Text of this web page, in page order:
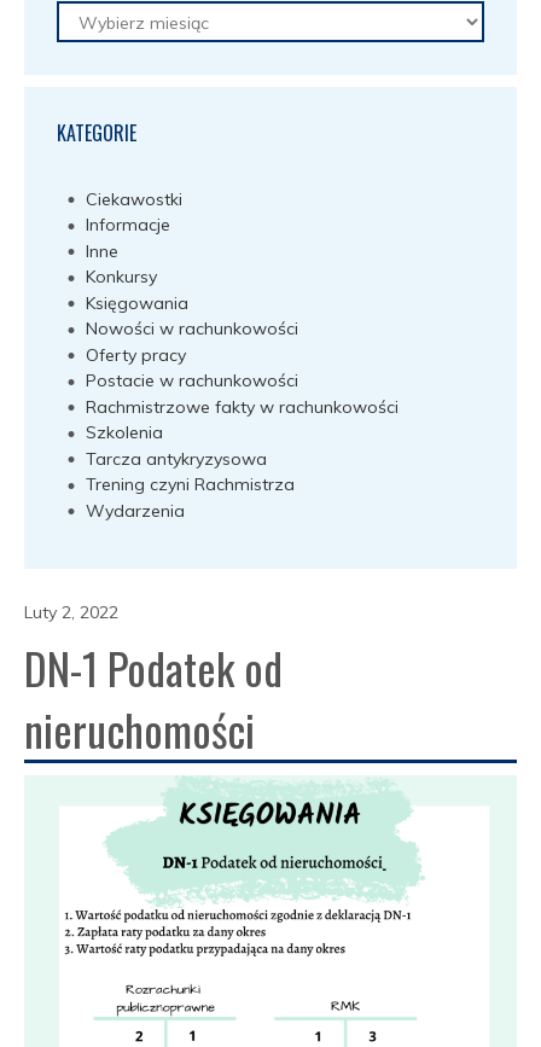
Archiwa
KATEGORIE
Ciekawostki
Informacje
Inne
Konkursy
Księgowania
Nowości w rachunkowości
Oferty pracy
Postacie w rachunkowości
Rachmistrzowe fakty w rachunkowości
Szkolenia
Tarcza antykryzysowa
Trening czyni Rachmistrza
Wydarzenia
Luty 2, 2022
DN-1 Podatek od
nieruchomości